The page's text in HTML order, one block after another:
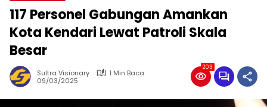
117 Personel Gabungan Amankan
Kota Kendari Lewat Patroli Skala
Besar
Sultra Visionary
1 Min Baca
09/03/2025
203